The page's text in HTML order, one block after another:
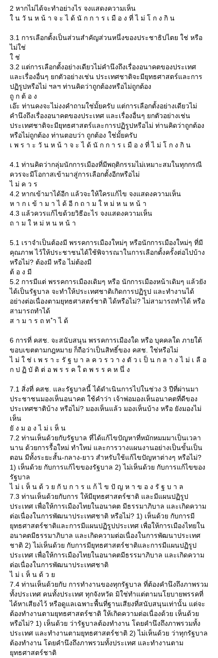
2 หากไม่ได้จะทำอย่างไร จงแสดงความเห็น
น วั น ห น้ า จ ะ ไ ด้ นั ก ก า ร เ มื อ ง ที่ ไ ม่ โ ก ง กิ น
3.1 การเลือกตั้งเป็นส่วนสำคัญส่วนหนึ่งของประชาธิปไตย ใช่ หรือ
ไม่ใช่
ช่
3.2 แต่การเลือกตั้งอย่างเดียวไม่คำนึงถึงเรื่องอนาคตของประเทศ
ละเรื่องอื่นๆ ยกตัวอย่างเช่น ประเทศชาติจะมียุทธศาสตร์และการ
ปฏิรูปหรือไม่ ฯลฯ ท่านคิดว่าถูกต้องหรือไม่ถูกต้อง
ถู ก ต้ อ ง
เอ๊ะ ท่านคงจะไม่งงคำถามใช่มั้ยครับ แต่การเลือกตั้งอย่างเดียวไม่
คำนึงถึงเรื่องอนาคตของประเทศ และเรื่องอื่นๆ ยกตัวอย่างเช่น
ประเทศชาติจะมียุทธศาสตร์และการปฏิรูปหรือไม่ ท่านคิดว่าถูกต้อง
หรือไม่ถูกต้อง ท่านตอบว่า ถูกต้อง ใช่มั้ยครับ
เ พ ร า ะ วั น ห น้ า จ ะ ไ ด้ นั ก ก า ร เ มื อ ง ที่ ไ ม่ โ ก ง กิ น
4.1 ท่านคิดว่ากลุ่มนักการเมืองที่มีพฤติกรรมไม่เหมาะสมในทุกกรณี
ควรจะมีโอกาสเข้ามาสู่การเลือกตั้งอีกหรือไม่
ไ ม่ ค ว ร
4.2 หากเข้ามาได้อีก แล้วจะให้ใครแก้ไข จงแสดงความเห็น
ห า ก เ ข้ า ม า ไ ด้ อี ก ถ า ม ใ ห ม่ ห น ห น้ า
4.3 แล้วควรแก้ไขด้วยวิธีอะไร จงแสดงความเห็น
ถ า ม ใ ห ม่ ห น ห น้ า
5.1 เราจำเป็นต้องมี พรรคการเมืองใหม่ๆ หรือนักการเมืองใหม่ๆ ที่มี
คุณภาพ ไว้ให้ประชาชนได้ใช้พิจารณาในการเลือกตั้งครั้งต่อไปบ้าง
หรือไม่? ต้องมี หรือ ไม่ต้องมี
ต้ อ ง มี
5.2 การมีแต่ พรรคการเมืองเดิมๆ หรือ นักการเมืองหน้าเดิมๆ แล้วยัง
ได้เป็นรัฐบาล จะทำให้ประเทศชาติเกิดการปฏิรูป และทำงานได้
อย่างต่อเนื่องตามยุทธศาสตร์ชาติ ได้หรือไม่? ไม่สามารถทำได้ หรือ
สามารถทำได้
ส า ม า ร ถ ท ำ ไ ด้
6 การที่ คสช. จะสนับสนุน พรรคการเมืองใด หรือ บุคคลใด ภายใต้
ขอบเขตตามกฎหมาย ก็ถือว่าเป็นสิทธิ์ของ คสช. ใช่หรือไม่
ไ ม่ ใ ช่ เ พ ร า ะ รั ฐ บ า ล ค ว ร ว า ง ตั ว เ ป็ น ก ล า ง ไ ม่ เ ลื อ
ก ป ฏิ บั ติ ต่ อ พ ร ร ค ใ ด พ ร ร ค ห นึ่ ง
7.1 สิ่งที่ คสช. และรัฐบาลนี้ ได้ดำเนินการไปในช่วง 3 ปีที่ผ่านมา
ประชาชนมองเห็นอนาคต ใช้คำว่า เจ้าพ่อมองเห็นอนาคตที่ดีของ
ประเทศชาติบ้าง หรือไม่? มองเห็นแล้ว มองเห็นบ้าง หรือ ยังมองไม่
เห็น
ั ง ม อ ง ไ ม่ เ ห็ น
7.2 ท่านเห็นด้วยกับรัฐบาล ที่ได้แก้ไขปัญหาที่หมักหมมมาเป็นเวลา
นาน ด้วยการรื้อใหม่ ทำใหม่ และการวางแผนงานอย่างเป็นขั้นเป็น
ตอน มีทั้งระยะสั้น-กลาง-ยาว สำหรับใช้แก้ไขปัญหาต่างๆ หรือไม่?
1) เห็นด้วย กับการแก้ไขของรัฐบาล 2) ไม่เห็นด้วย กับการแก้ไขของ
รัฐบาล
ไ ม่ เ ห็ น ด้ ว ย กั บ ก า ร แ ก้ ไ ข ปั ญ ห า ข อ ง รั ฐ บ า ล
7.3 ท่านเห็นด้วยกับการ ให้มียุทธศาสตร์ชาติ และมีแผนปฏิรูป
ประเทศ เพื่อให้การเมืองไทยในอนาคต มีธรรมาภิบาล และเกิดความ
ต่อเนื่องในการพัฒนาประเทศชาติ หรือไม่? 1) เห็นด้วย กับการมี
ุทธศาสตร์ชาติและการมีแผนปฏิรูปประเทศ เพื่อให้การเมืองไทยใน
อนาคตมีธรรมาภิบาล และเกิดความต่อเนื่องในการพัฒนาประเทศ
ชาติ 2) ไม่เห็นด้วย กับการมียุทธศาสตร์ชาติและการมีแผนปฏิรูป
ประเทศ เพื่อให้การเมืองไทยในอนาคตมีธรรมาภิบาล และเกิดความ
ต่อเนื่องในการพัฒนาประเทศชาติ
ไ ม่ เ ห็ น ด้ ว
7.4 ท่านเห็นด้วยกับ การทำงานของทุกรัฐบาล ที่ต้องคำนึงถึงภาพรวม
ทั้งประเทศ คนทั้งประเทศ ทุกจังหวัด มิใช่ทำแต่ตามนโยบายพรรคที่
ได้หาเสียงไว้ หรือดูแลเฉพาะพื้นที่ฐานเสียงที่สนับสนุนเท่านั้น แต่จะ
ต้องทำงานตามยุทธศาสตร์ชาติ ให้เกิดความต่อเนื่องด้วย เห็นด้ว
หรือไม่? 1) เห็นด้วย ว่ารัฐบาลต้องทำงาน โดยคำนึงถึงภาพรวมทั้ง
ประเทศ และทำงานตามยุทธศาสตร์ชาติ 2) ไม่เห็นด้วย ว่าทุกรัฐบาล
ต้องทำงาน โดยคำนึงถึงภาพรวมทั้งประเทศ และทำงานตาม
ุทธศาสตร์ชาติ